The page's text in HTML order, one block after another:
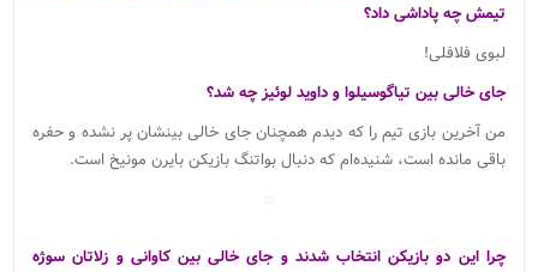
تیمش چه پاداشی داد؟
لبوی فلافلی!
جای خالی بین تیاگوسیلوا و داوید لوئیز چه شد؟
من آخرین بازی تیم را که دیدم همچنان جای خالی بینشان پر نشده و حفره
باقی مانده است، شنیده‌ام که دنبال بواتنگ بازیکن بایرن مونیخ است.
چرا این دو بازیکن انتخاب شدند و جای خالی بین کاوانی و زلاتان سوژه